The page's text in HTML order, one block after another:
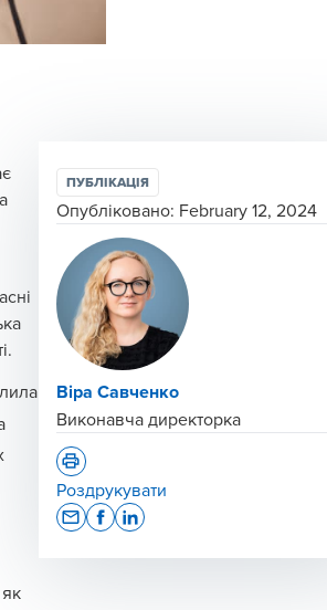
ПУБЛІКАЦІЯ
Опубліковано: February 12, 2024
Віра Савченко
Виконавча директорка
Роздрукувати